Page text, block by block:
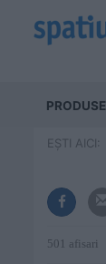
PRODUSE
EȘTI AICI:
501 afisari